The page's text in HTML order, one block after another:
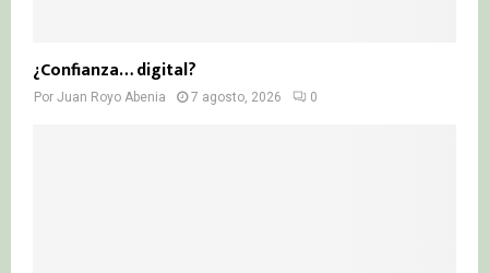
¿Confianza… digital?
Por Juan Royo Abenia 7 agosto, 2026 0